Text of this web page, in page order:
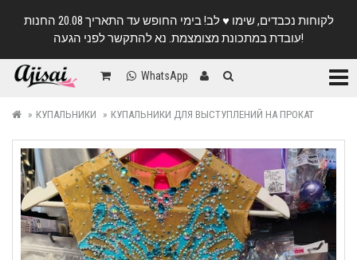
לקוחות נכבדים, שימו ♥️ לב! בימי החופש עד התאריך 20.08 החנות
עובדת במתכונת מצומצמת. נא להתקשר לפני הגעה!
WhatsApp
КУПАЛЬНИКИ КУПАЛЬНИКИ ДЛЯ ВЫСТУПЛЕНИЙ НА ПРОКАТ